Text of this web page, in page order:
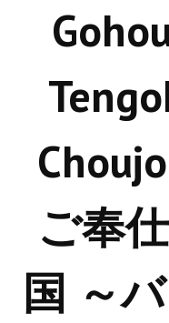
ГРУППА "КАРЛ ВЕЛИКИЙ"
Русская биржа
Aliens vs Predator 2
Dungeon Siege 2
Новый ГГ
Моды группы
Теневой кардинал для
ご奉
国 ～